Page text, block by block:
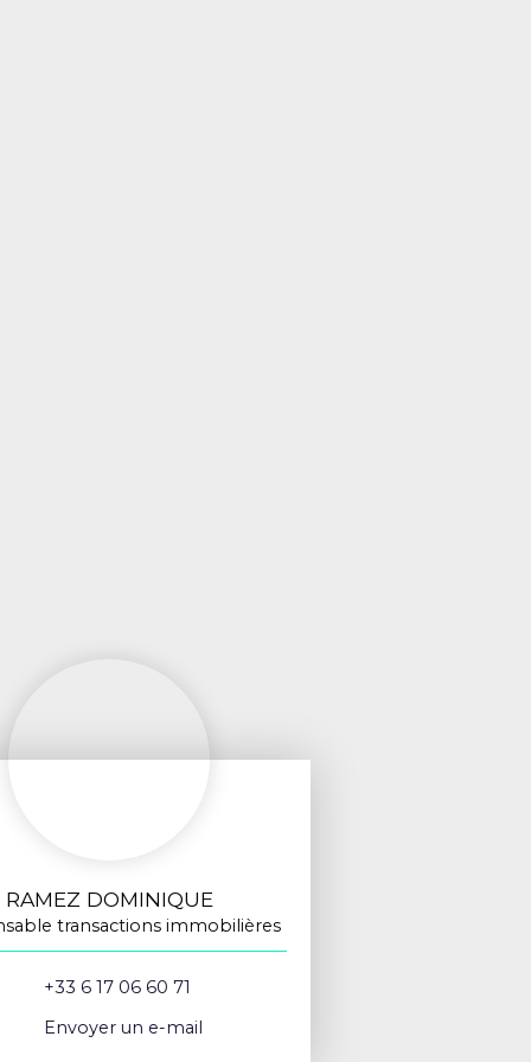
RAMEZ DOMINIQUE
transactions immobilières
+33 6 17 06 60 71
Envoyer un e-mail